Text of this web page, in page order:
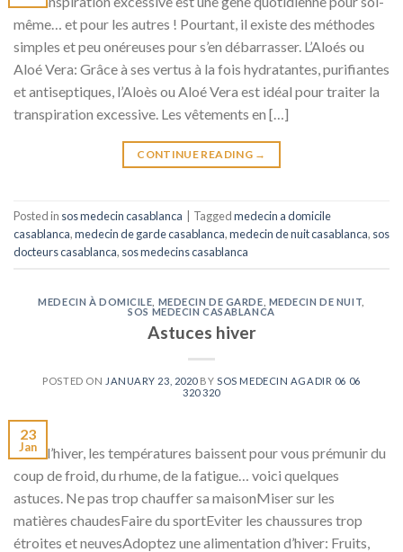
même… et pour les autres ! Pourtant, il existe des méthodes
simples et peu onéreuses pour s’en débarrasser. L’Aloés ou
Aloé Vera: Grâce à ses vertus à la fois hydratantes, purifiantes
et antiseptiques, l’Aloès ou Aloé Vera est idéal pour traiter la
transpiration excessive. Les vêtements en […]
CONTINUE READING →
Posted in sos medecin casablanca Taggedmedecin a domicile
casablanca,medecin de garde casablanca,medecin de nuit casablanca, sos
docteurs casablanca, sos medecins casablanca
MEDECIN À DOMICILE MEDECIN DE GARDE MEDECIN DE NUIT
SOS MEDECIN CASABLANCA
Astuces hiver
POSTED ON JANUARY 23, 2020BYSOS MEDECIN AGADIR 06 06
320 320
23
Jan
C’est l’hiver, les températures baissent pour vous prémunir du
coup de froid, du rhume, de la fatigue… voici quelques
astuces. Ne pas trop chauffer sa maisonMiser sur les
matières chaudesFaire du sportEviter les chaussures trop
étroites et neuvesAdoptez une alimentation d’hiver: Fruits,